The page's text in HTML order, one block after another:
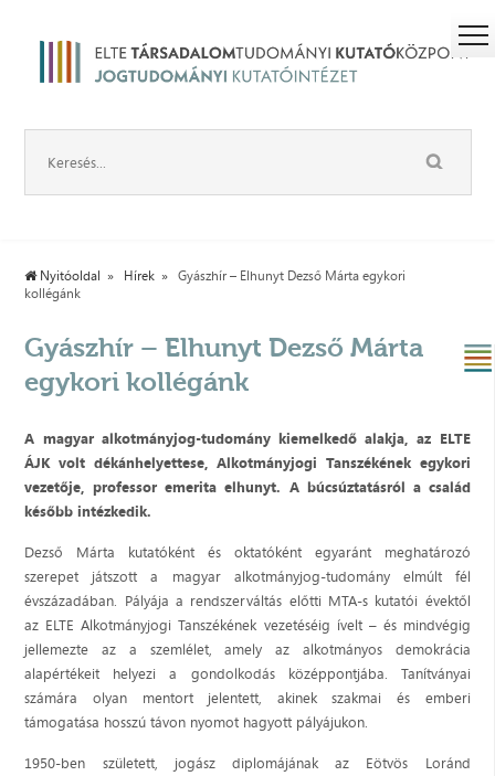
Nyitóoldal Hírek
Gyászhír – Elhunyt Dezső Márta egykori
kollégánk
Gyászhír – Elhunyt Dezső Márta
egykori kollégánk
A magyar alkotmányjog-tudomány kiemelkedő alakja, az ELTE
ÁJK volt dékánhelyettese, Alkotmányjogi Tanszékének egykori
vezetője, professor emerita elhunyt. A búcsúztatásról a család
később intézkedik.
Dezső Márta kutatóként és oktatóként egyaránt meghatározó
szerepet játszott a magyar alkotmányjog-tudomány elmúlt fél
évszázadában. Pályája a rendszerváltás előtti MTA-s kutatói évektől
az ELTE Alkotmányjogi Tanszékének vezetéséig ívelt – és mindvégig
jellemezte az a szemlélet, amely az alkotmányos demokrácia
alapértékeit helyezi a gondolkodás középpontjába. Tanítványai
számára olyan mentort jelentett, akinek szakmai és emberi
támogatása hosszú távon nyomot hagyott pályájukon.
1950-ben született, jogász diplomájának az Eötvös Loránd